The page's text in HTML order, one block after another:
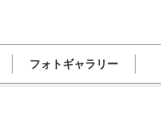
フォトギャラリー